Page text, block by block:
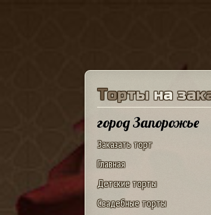
Торты на зак
город Запорожье
Заказать торт
Главная
Детские торты
Свадебные торты